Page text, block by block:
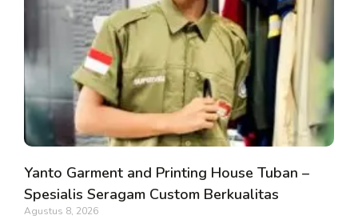
Yanto Garment and Printing House Tuban –
Spesialis Seragam Custom Berkualitas
Agustus 8, 2026